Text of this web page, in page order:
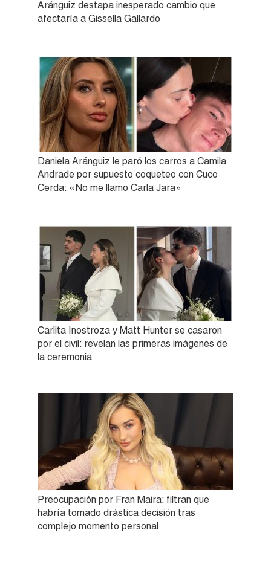
Aránguiz destapa inesperado cambio que
afectaría a Gissella Gallardo
Daniela Aránguiz le paró los carros a Camila
Andrade por supuesto coqueteo con Cuco
Cerda: «No me llamo Carla Jara»
Carlita Inostroza y Matt Hunter se casaron
por el civil: revelan las primeras imágenes de
la ceremonia
Preocupación por Fran Maira: filtran que
habría tomado drástica decisión tras
complejo momento personal